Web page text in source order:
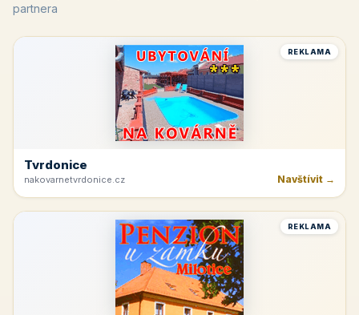
partnera
REKLAMA
Tvrdonice
nakovarnetvrdonice.cz Navštívit →
REKLAMA